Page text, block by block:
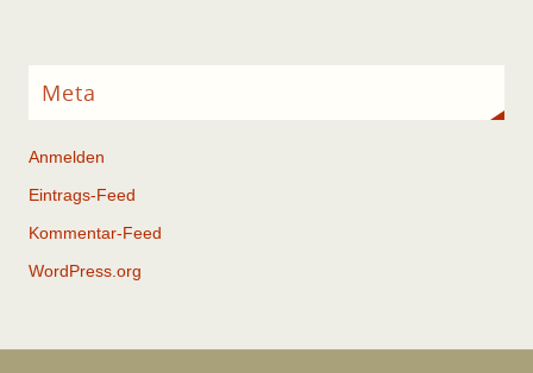
Meta
Anmelden
Eintrags-Feed
Kommentar-Feed
WordPress.org